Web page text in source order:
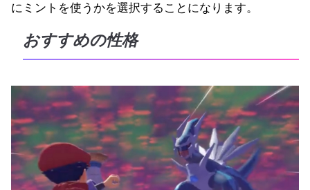
にミントを使うかを選択することになります。
おすすめの性格